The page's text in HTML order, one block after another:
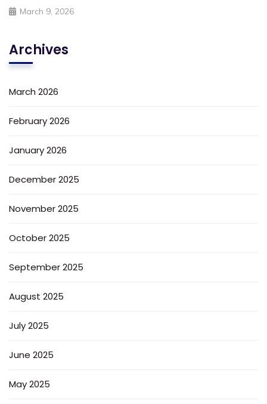
March 9, 2026
Archives
March 2026
February 2026
January 2026
December 2025
November 2025
October 2025
September 2025
August 2025
July 2025
June 2025
May 2025